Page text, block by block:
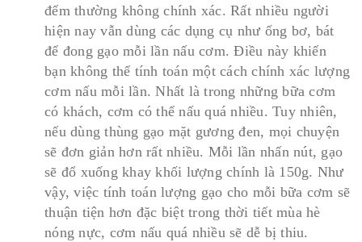
đếm thường không chính xác. Rất nhiều người
hiện nay vẫn dùng các dụng cụ như ống bơ, bát
để đong gạo mỗi lần nấu cơm. Điều này khiến
bạn không thể tính toán một cách chính xác lượng
cơm nấu mỗi lần. Nhất là trong những bữa cơm
có khách, cơm có thể nấu quá nhiều. Tuy nhiên,
nếu dùng thùng gạo mặt gương đen, mọi chuyện
sẽ đơn giản hơn rất nhiều. Mỗi lần nhấn nút, gạo
sẽ đổ xuống khay khối lượng chính là 150g. Như
vậy, việc tính toán lượng gạo cho mỗi bữa cơm sẽ
thuận tiện hơn đặc biệt trong thời tiết mùa hè
nóng nực, cơm nấu quá nhiều sẽ dễ bị thiu.